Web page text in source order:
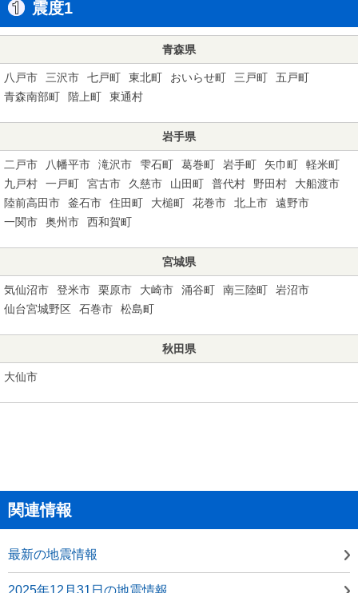
震度1
青森県
八戸市 三沢市 七戸町 東北町 おいらせ町 三戸町
五戸町
青森南部町
階上町 東通村
岩手県
二戸市 八幡平市 滝沢市 雫石町 葛巻町 岩手町 矢巾町
軽米町
九戸村
一戸町 宮古市 久慈市 山田町 普代村 野田村
大船渡市
陸前高田市
釜石市 住田町 大槌町 花巻市 北上市
遠野市
一関市
奥州市 西和賀町
宮城県
気仙沼市 登米市 栗原市 大崎市 涌谷町 南三陸町
岩沼市
仙台宮城野区
石巻市 松島町
秋田県
大仙市
関連情報
最新の地震情報
2025年12月31日の地震情報